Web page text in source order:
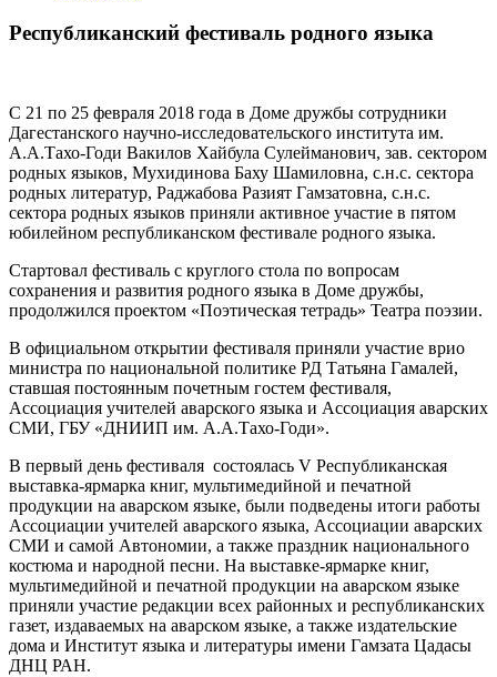
Республиканский фестиваль родного языка
С 21 по 25 февраля 2018 года в Доме дружбы сотрудники
Дагестанского научно-исследовательского института им.
А.А.Тахо-Годи Вакилов Хайбула Сулейманович, зав. сектором
родных языков, Мухидинова Баху Шамиловна, с.н.с. сектора
родных литератур, Раджабова Разият Гамзатовна, с.н.с.
сектора родных языков приняли активное участие в пятом
юбилейном республиканском фестивале родного языка.
Стартовал фестиваль с круглого стола по вопросам
сохранения и развития родного языка в Доме дружбы,
продолжился проектом «Поэтическая тетрадь» Театра поэзии.
В официальном открытии фестиваля приняли участие врио
министра по национальной политике РД Татьяна Гамалей,
ставшая постоянным почетным гостем фестиваля,
Ассоциация учителей аварского языка и Ассоциация аварских
СМИ, ГБУ «ДНИИП им. А.А.Тахо-Годи».
В первый день фестиваля состоялась V Республиканская
выставка-ярмарка книг, мультимедийной и печатной
продукции на аварском языке, были подведены итоги работы
Ассоциации учителей аварского языка, Ассоциации аварских
СМИ и самой Автономии, а также праздник национального
костюма и народной песни. На выставке-ярмарке книг,
мультимедийной и печатной продукции на аварском языке
приняли участие редакции всех районных и республиканских
газет, издаваемых на аварском языке, а также издательские
дома и Институт языка и литературы имени Гамзата Цадасы
ДНЦ РАН.